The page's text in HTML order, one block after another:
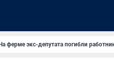
ферме экс-депутата погибли